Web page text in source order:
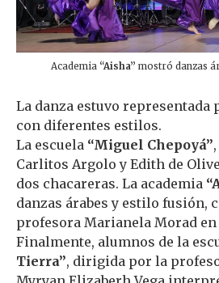
Academia “Aisha” mostró danzas
La danza estuvo representada
con diferentes estilos.
La escuela “Miguel Chepoyá”
Carlitos Argolo y Edith de
dos chacareras. La academia
danzas árabes y estilo fusión,
profesora Marianela Morad en
Finalmente, alumnos de la
Tierra”, dirigida por la